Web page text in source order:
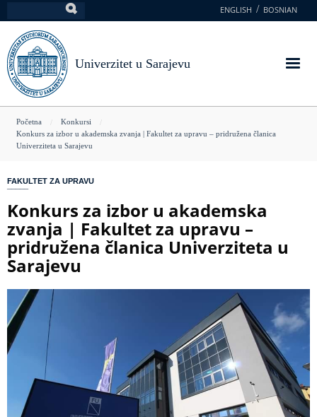
na
glavni
sadržaj
ENGLISH BOSNIAN
Univerzitet u Sarajevu
You
are
Početna
Konkursi
Konkurs za izbor u akademska zvanja | Fakultet za upravu – pridružena članica
Univerziteta u Sarajevu
FAKULTET ZA UPRAVU
Konkurs za izbor u akademska
zvanja | Fakultet za upravu –
pridružena članica Univerziteta u
Sarajevu